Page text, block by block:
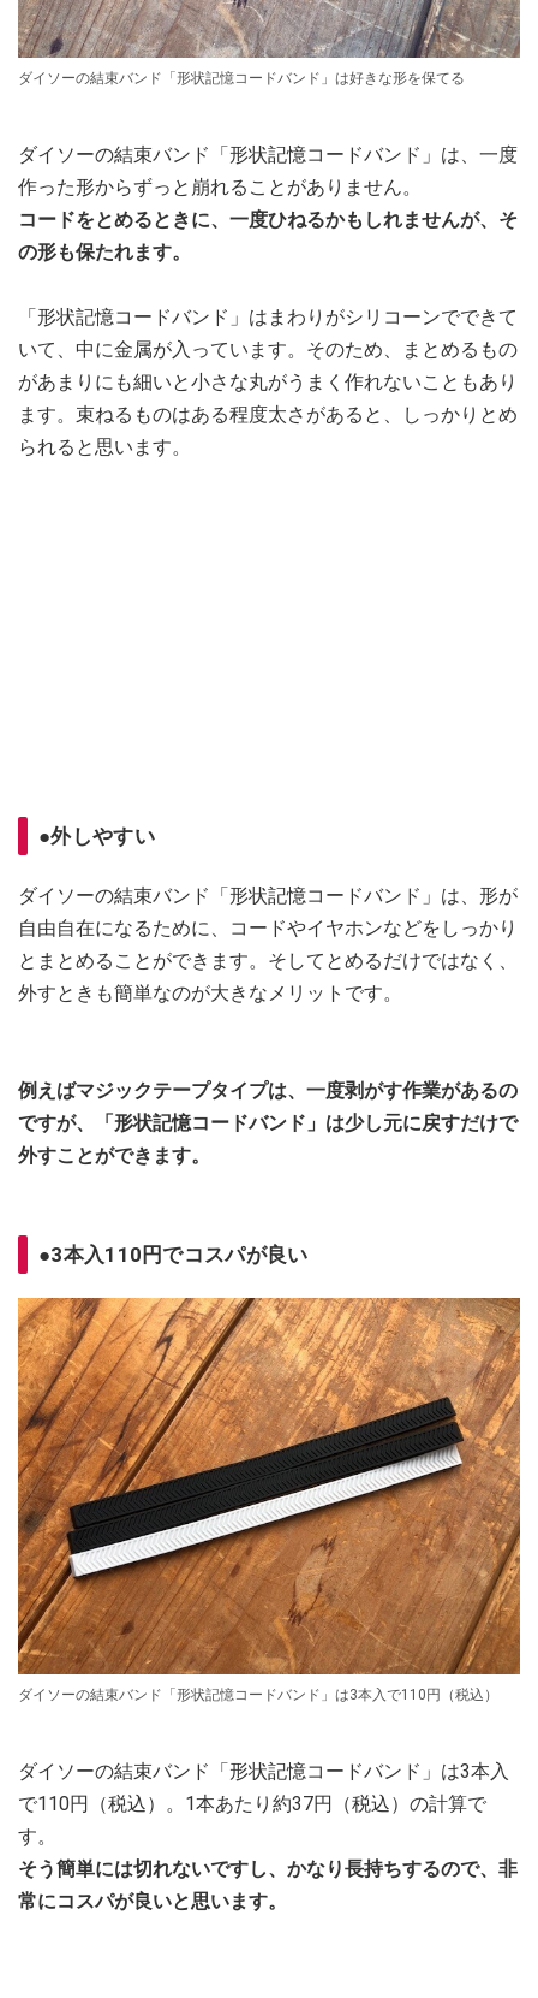
ダイソーの結束バンド「形状記憶コードバンド」は好きな形を保てる
ダイソーの結束バンド「形状記憶コードバンド」は、一度
作った形からずっと崩れることがありません。
コードをとめるときに、一度ひねるかもしれませんが、そ
の形も保たれます。
「形状記憶コードバンド」はまわりがシリコーンでできて
いて、中に金属が入っています。そのため、まとめるもの
があまりにも細いと小さな丸がうまく作れないこともあり
ます。束ねるものはある程度太さがあると、しっかりとめ
られると思います。
●外しやすい
ダイソーの結束バンド「形状記憶コードバンド」は、形が
自由自在になるために、コードやイヤホンなどをしっかり
とまとめることができます。そしてとめるだけではなく、
外すときも簡単なのが大きなメリットです。
例えばマジックテープタイプは、一度剥がす作業があるの
ですが、「形状記憶コードバンド」は少し元に戻すだけで
外すことができます。
●3本入110円でコスパが良い
ダイソーの結束バンド「形状記憶コードバンド」は3本入で110円（税込）
ダイソーの結束バンド「形状記憶コードバンド」は3本入
で110円（税込）。1本あたり約37円（税込）の計算で
す。
そう簡単には切れないですし、かなり長持ちするので、非
常にコスパが良いと思います。